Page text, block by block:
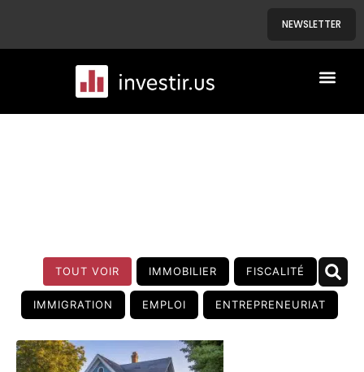
NEWSLETTER
TOUT VOIR IMMOBILIER FISCALITÉ
IMMIGRATION EMPLOI ENTREPRENEURIAT